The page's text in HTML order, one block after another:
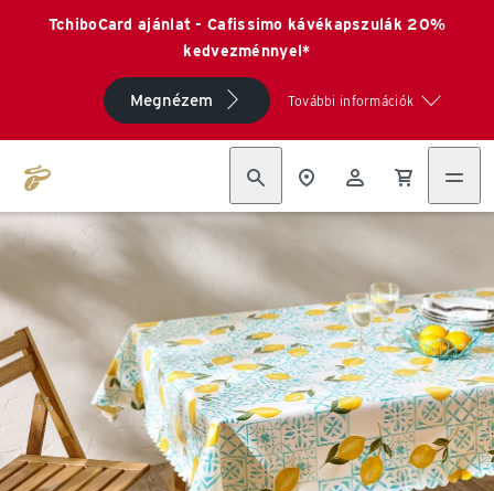
TchiboCard ajánlat - Cafissimo kávékapszulák 20%
kedvezménnyel*
Megnézem További információk